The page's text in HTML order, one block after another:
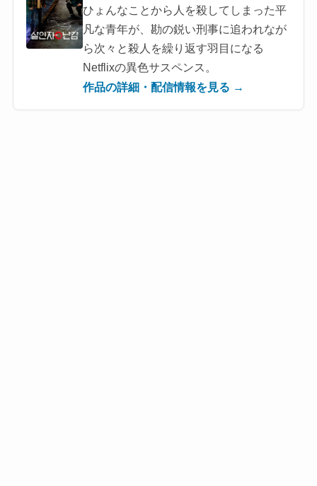
ひょんなことから人を殺してしまった平
凡な青年が、勘の鋭い刑事に追われなが
ら次々と殺人を繰り返す羽目になる
Netflixの異色サスペンス。
作品の詳細・配信情報を見る →